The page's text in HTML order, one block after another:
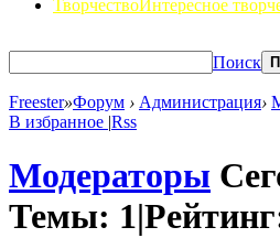
ТворчествоИнтересное
Поиск
Freester»Форум › Администрация›
В избранное |Rss
Модераторы
Темы: 1|